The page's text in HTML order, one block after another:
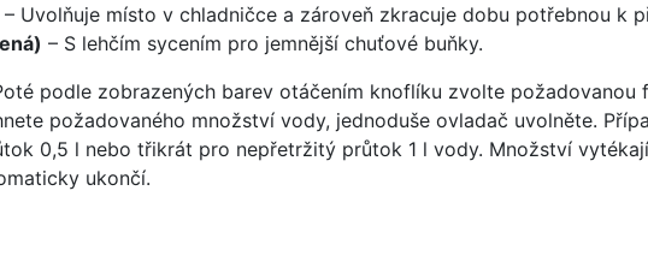
– Uvolňuje místo v chladničce a zároveň zkracuje dobu potřebnou k
– S lehčím sycením pro jemnější chuťové buňky.
podle zobrazených barev otáčením knoflíku zvolte požadovanou
požadovaného množství vody, jednoduše ovladač uvolněte.
0,5 l nebo třikrát pro nepřetržitý průtok 1 l vody. Množství
ukončí.